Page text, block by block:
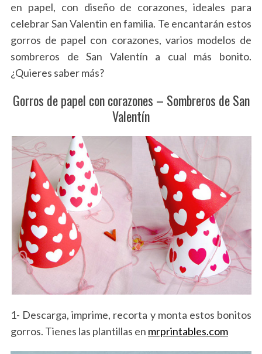
en papel, con diseño de corazones, ideales para
celebrar San Valentin en familia. Te encantarán estos
gorros de papel con corazones, varios modelos de
sombreros de San Valentín a cual más bonito.
¿Quieres saber más?
Gorros de papel con corazones – Sombreros de San
Valentín
1- Descarga, imprime, recorta y monta estos bonitos
gorros. Tienes las plantillas en mrprintables.com